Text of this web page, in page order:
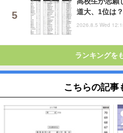
道大、1位は？
2026.8.5 Wed
ランキングを
こちらの記事